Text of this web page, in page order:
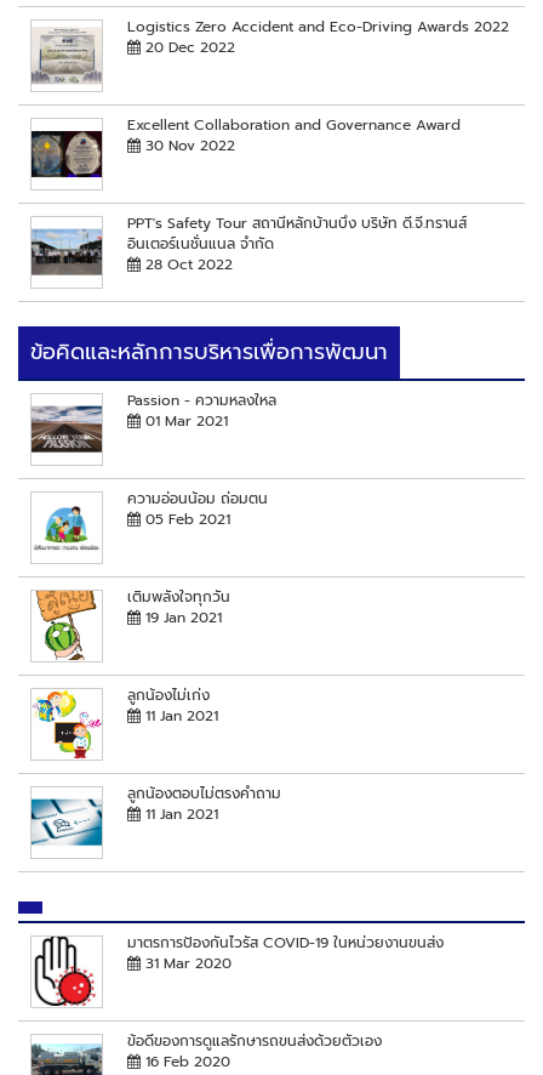
Logistics Zero Accident and Eco-Driving Awards 2022
20 Dec 2022
Excellent Collaboration and Governance Award
30 Nov 2022
PPT's Safety Tour สถานีหลักบ้านบึง บริษัท ดี.จี.ทรานส์
อินเตอร์เนชั่นแนล จำกัด
28 Oct 2022
ข้อคิดและหลักการบริหารเพื่อการพัฒนา
Passion - ความหลงใหล
01 Mar 2021
ความอ่อนน้อม ถ่อมตน
05 Feb 2021
เติมพลังใจทุกวัน
19 Jan 2021
ลูกน้องไม่เก่ง
11 Jan 2021
ลูกน้องตอบไม่ตรงคำถาม
11 Jan 2021
มาตรการป้องกันไวรัส COVID-19 ในหน่วยงานขนส่ง
31 Mar 2020
ข้อดีของการดูแลรักษารถขนส่งด้วยตัวเอง
16 Feb 2020